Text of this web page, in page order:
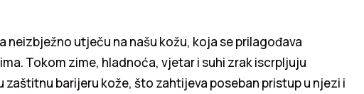
neizbježno utječu na našu kožu, koja se prilagođava
Tokom zime, hladnoća, vjetar i suhi zrak iscrpljuju
zaštitnu barijeru kože, što zahtijeva poseban pristup u njezi i